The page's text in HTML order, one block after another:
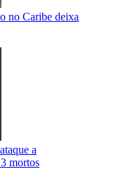
no Caribe deixa
a
mortos